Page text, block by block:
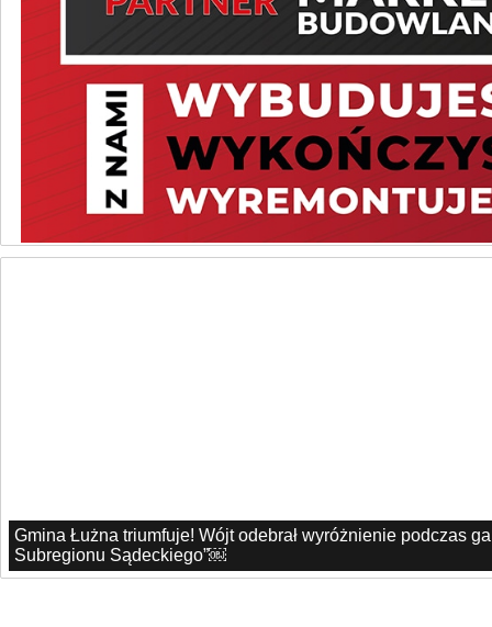
Gmina Łużna triumfuje! Wójt odebrał wyróżnienie podczas
Subregionu Sądeckiego”￼